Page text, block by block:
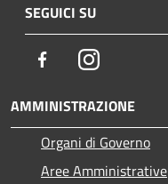
SEGUICI SU
FacebookInstagram
AMMINISTRAZIONE
Organi di Governo
Aree Amministrative